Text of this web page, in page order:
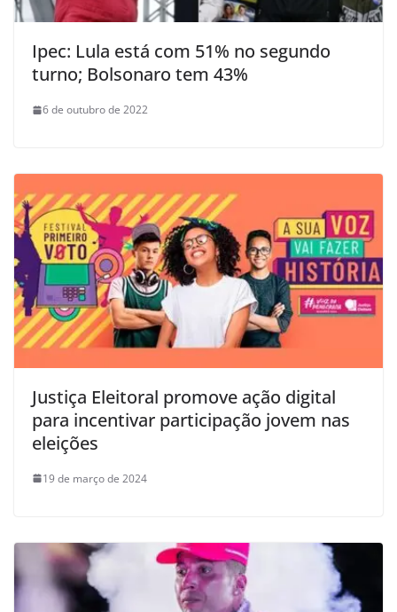
Ipec: Lula está com 51% no segundo
turno; Bolsonaro tem 43%
6 de outubro de 2022
Justiça Eleitoral promove ação digital
para incentivar participação jovem nas
eleições
19 de março de 2024